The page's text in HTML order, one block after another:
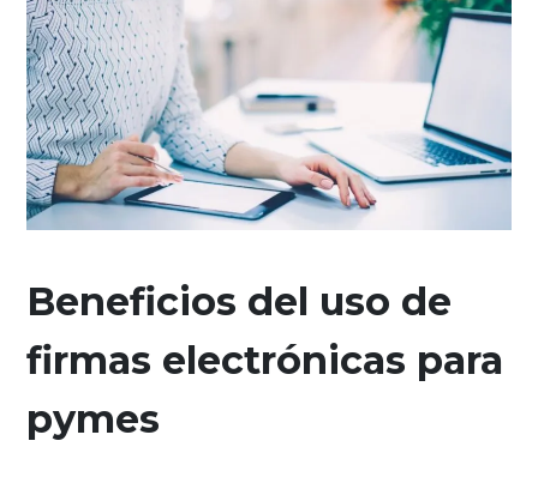
Beneficios del uso de
firmas electrónicas para
pymes